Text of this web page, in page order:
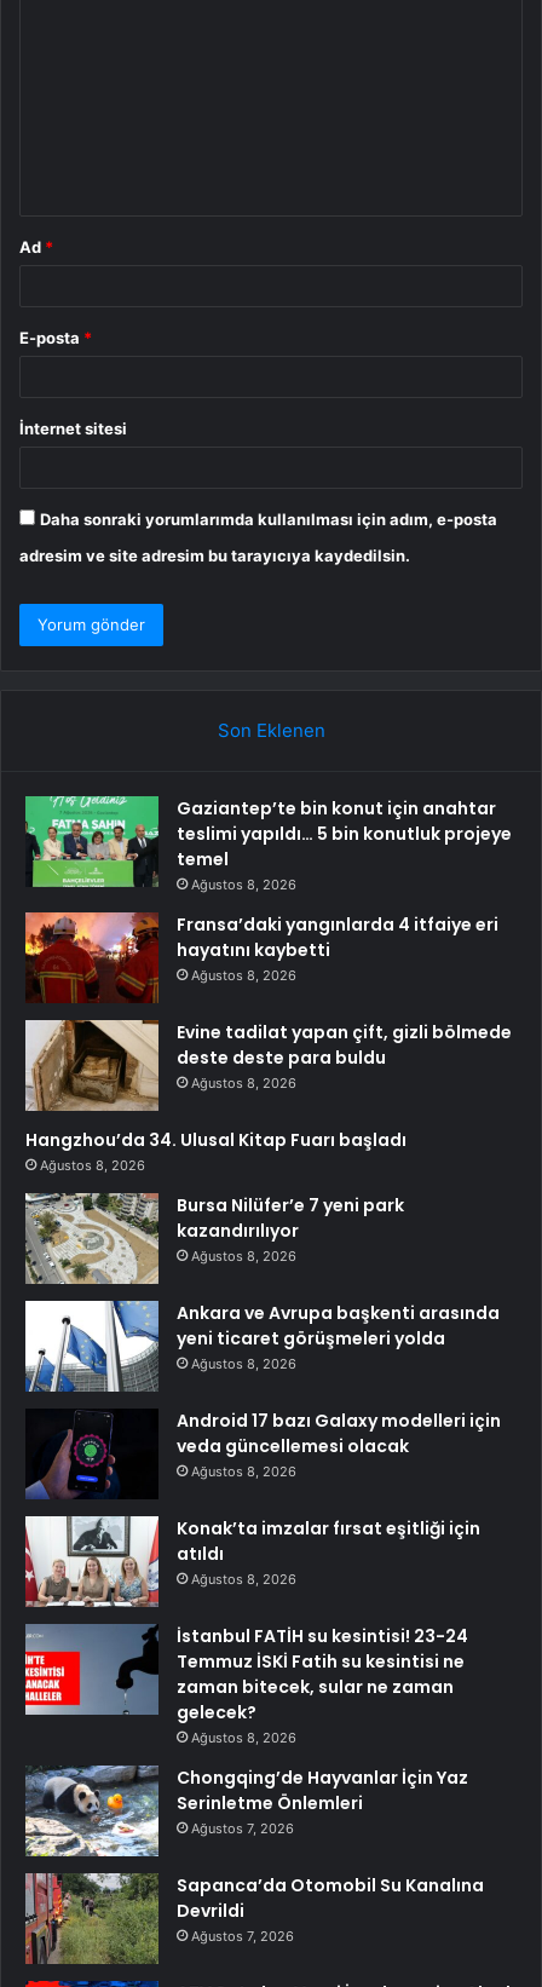
Ad *
E-posta *
İnternet sitesi
Daha sonraki yorumlarımda kullanılması için adım, e-posta
adresim ve site adresim bu tarayıcıya kaydedilsin.
Son Eklenen
Gaziantep’te bin konut için anahtar
teslimi yapıldı… 5 bin konutluk projeye
temel
Ağustos 8, 2026
Fransa’daki yangınlarda 4 itfaiye eri
hayatını kaybetti
Ağustos 8, 2026
Evine tadilat yapan çift, gizli bölmede
deste deste para buldu
Ağustos 8, 2026
Hangzhou’da 34. Ulusal Kitap Fuarı başladı
Ağustos 8, 2026
Bursa Nilüfer’e 7 yeni park
kazandırılıyor
Ağustos 8, 2026
Ankara ve Avrupa başkenti arasında
yeni ticaret görüşmeleri yolda
Ağustos 8, 2026
Android 17 bazı Galaxy modelleri için
veda güncellemesi olacak
Ağustos 8, 2026
Konak’ta imzalar fırsat eşitliği için
atıldı
Ağustos 8, 2026
İstanbul FATİH su kesintisi! 23-24
Temmuz İSKİ Fatih su kesintisi ne
zaman bitecek, sular ne zaman
gelecek?
Ağustos 8, 2026
Chongqing’de Hayvanlar İçin Yaz
Serinletme Önlemleri
Ağustos 7, 2026
Sapanca’da Otomobil Su Kanalına
Devrildi
Ağustos 7, 2026